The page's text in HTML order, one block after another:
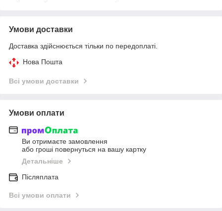
Умови доставки
Доставка здійснюється тільки по передоплаті.
Нова Пошта
Всі умови доставки
Умови оплати
Ви отримаєте замовлення
або гроші повернуться на вашу картку
Детальніше
Післяплата
Всі умови оплати